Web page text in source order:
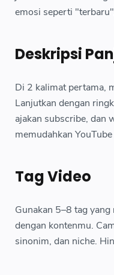
emosi seperti
Deskripsi
Di 2 kalimat pertama,
Lanjutkan dengan
ajakan subscribe, dan
memudahkan
Tag Video
Gunakan 5–8 tag
dengan kontenmu.
sinonim, dan niche.